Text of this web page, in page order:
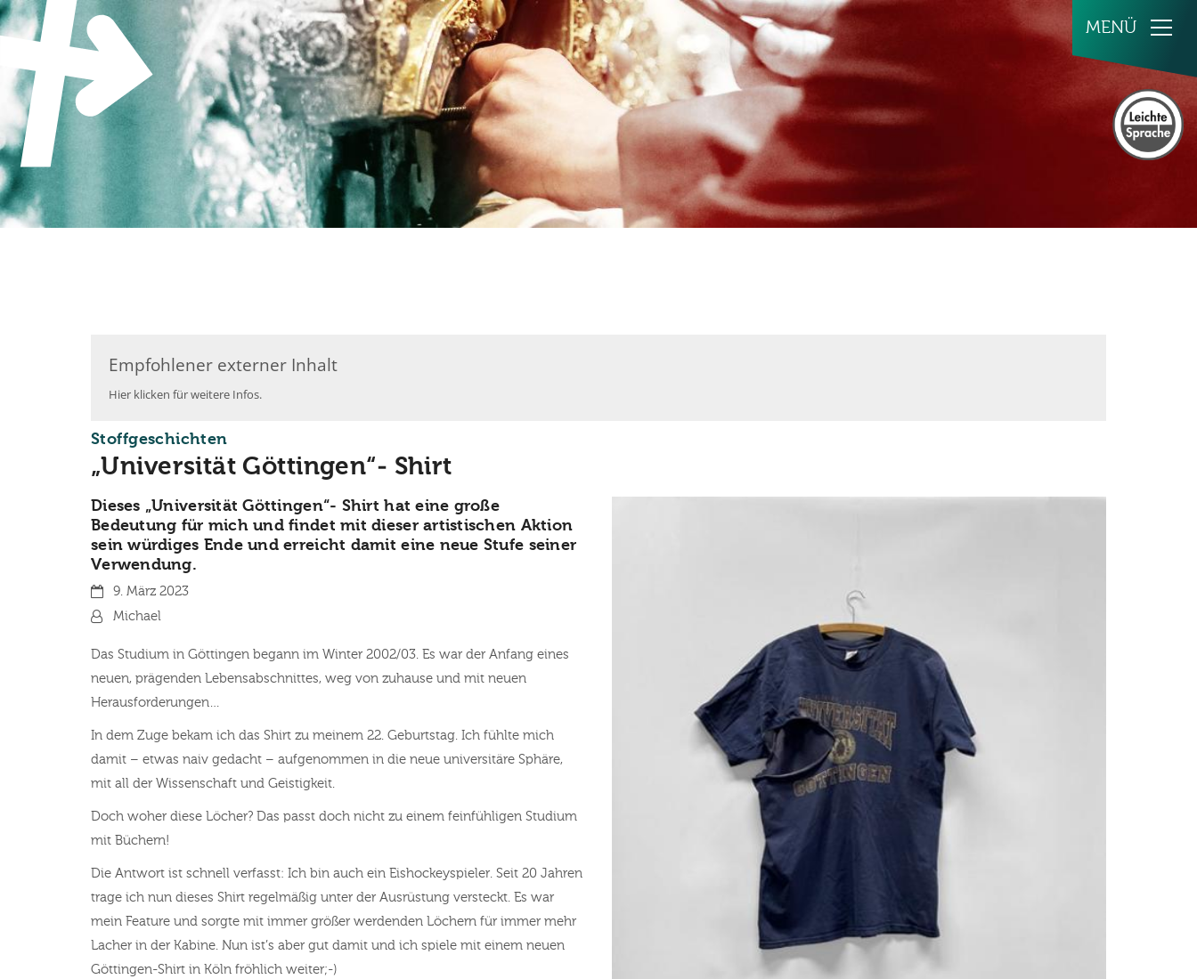
Zum Inhalt springen
Empfohlener externer Inhalt
Hier klicken für weitere Infos.
Stoffgeschichten:
„Universität Göttingen“- Shirt
Dieses „Universität Göttingen“- Shirt hat eine große
Bedeutung für mich und findet mit dieser artistischen Aktion
sein würdiges Ende und erreicht damit eine neue Stufe seiner
Verwendung.
Datum:9. März 2023
Von:Michael
Das Studium in Göttingen begann im Winter 2002/03. Es war der Anfang eines
neuen, prägenden Lebensabschnittes, weg von zuhause und mit neuen
Herausforderungen…
In dem Zuge bekam ich das Shirt zu meinem 22. Geburtstag. Ich fühlte mich
damit – etwas naiv gedacht – aufgenommen in die neue universitäre Sphäre,
mit all der Wissenschaft und Geistigkeit.
Doch woher diese Löcher? Das passt doch nicht zu einem feinfühligen Studium
mit Büchern!
Die Antwort ist schnell verfasst: Ich bin auch ein Eishockeyspieler. Seit 20 Jahren
trage ich nun dieses Shirt regelmäßig unter der Ausrüstung versteckt. Es war
mein Feature und sorgte mit immer größer werdenden Löchern für immer mehr
Lacher in der Kabine. Nun ist’s aber gut damit und ich spiele mit einem neuen
Göttingen-Shirt in Köln fröhlich weiter;-)